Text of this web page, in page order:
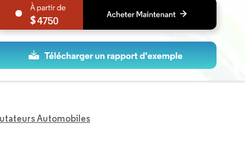
4750
Automobiles